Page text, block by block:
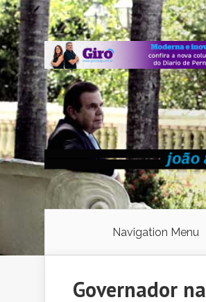
Navigation Menu
Governador na